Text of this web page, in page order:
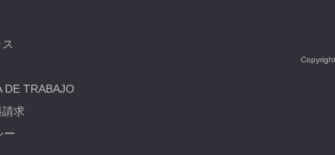
DE TRABAJO
請求
ー